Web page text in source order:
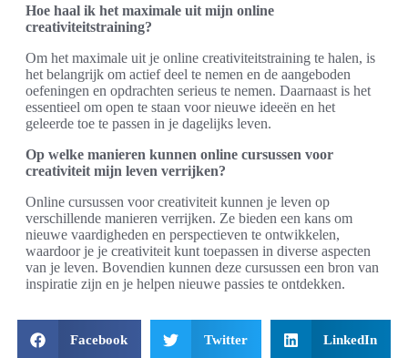
Hoe haal ik het maximale uit mijn online
creativiteitstraining?
Om het maximale uit je online creativiteitstraining te halen, is
het belangrijk om actief deel te nemen en de aangeboden
oefeningen en opdrachten serieus te nemen. Daarnaast is het
essentieel om open te staan voor nieuwe ideeën en het
geleerde toe te passen in je dagelijks leven.
Op welke manieren kunnen online cursussen voor
creativiteit mijn leven verrijken?
Online cursussen voor creativiteit kunnen je leven op
verschillende manieren verrijken. Ze bieden een kans om
nieuwe vaardigheden en perspectieven te ontwikkelen,
waardoor je je creativiteit kunt toepassen in diverse aspecten
van je leven. Bovendien kunnen deze cursussen een bron van
inspiratie zijn en je helpen nieuwe passies te ontdekken.
Facebook Twitter LinkedIn